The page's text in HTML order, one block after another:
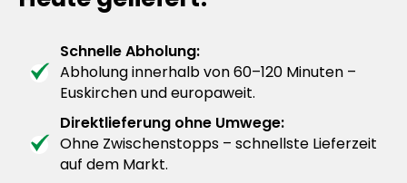
Schnelle Abholung:
Abholung innerhalb von 60–120 Minuten –
Euskirchen und europaweit.
Direktlieferung ohne Umwege:
Ohne Zwischenstopps – schnellste Lieferzeit
auf dem Markt.